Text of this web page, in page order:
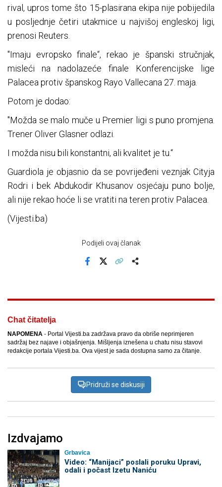
rival, upros tome što 15-plasirana ekipa nije pobijedila
u posljednje četiri utakmice u najvišoj engleskoj ligi,
prenosi Reuters.
"Imaju evropsko finale“, rekao je španski stručnjak,
misleći na nadolazeće finale Konferencijske lige
Palacea protiv španskog Rayo Vallecana 27. maja.
Potom je dodao:
"Možda se malo muče u Premier ligi s puno promjena.
Trener Oliver Glasner odlazi.
I možda nisu bili konstantni, ali kvalitet je tu.“
Guardiola je objasnio da se povrijeđeni veznjak Cityja
Rodri i bek Abdukodir Khusanov osjećaju puno bolje,
ali nije rekao hoće li se vratiti na teren protiv Palacea.
(Vijesti.ba)
Podijeli ovaj članak
Chat čitatelja
NAPOMENA - Portal Vijesti.ba zadržava pravo da obriše neprimjeren
sadržaj bez najave i objašnjenja. Mišljenja iznešena u chatu nisu stavovi
redakcije portala Vijesti.ba. Ova vijest je sada dostupna samo za čitanje.
Pridruži se diskusiji
Izdvajamo
Grbavica
Video: “Manijaci” poslali poruku Upravi,
odali i počast Izetu Naniću